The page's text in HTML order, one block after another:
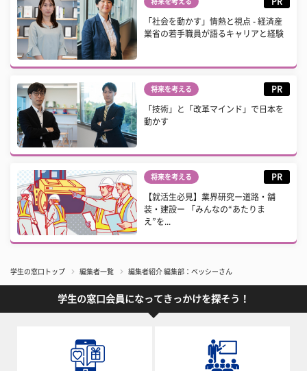
将来を考える
「社会を動かす」情熱と視点 - 経済産
業省の若手職員が語るキャリアと経験
将来を考える PR
「技術」と「改革マインド」で日本を
動かす
将来を考える PR
【就活生必見】業界研究ー道路・舗
装・建設ー 「みんなの“あたりま
え”を...
学生の窓口トップ 編集者一覧 編集者紹介 編集部：ベッシーさん
学生の窓口会員になってきっかけを探そう！